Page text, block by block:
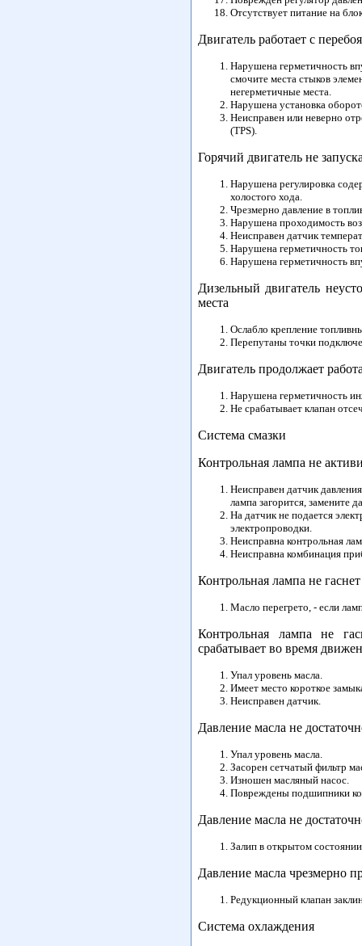
Отсутствует питание на
Двигатель работает с
Нарушена герметичность
смочите места стыков
негерметичные места.
Нарушена установка
Неисправен или неверно
(TPS).
Горячий двигатель не
Нарушена регулировка
холостого хода.
Чрезмерно давление в
Нарушена проходимость
Неисправен датчик
Нарушена герметичность
Нарушена герметичность
Дизельный двигатель
места
Ослабло крепление
Перепутаны точки
Двигатель продолжает
Нарушена герметичность
Не срабатывает клапан
Система смазки
Контрольная лампа не
Неисправен датчик
лампа загорится, замените
На датчик не подается
электропроводки.
Неисправна контрольная
Неисправна комбинация
Контрольная лампа не
Масло перегрето, - если
Контрольная лампа не
срабатывает во время
Упал уровень масла.
Имеет место короткое
Неисправен датчик.
Давление масла не
Упал уровень масла.
Засорен сетчатый фильтр
Изношен масляный насос.
Повреждены подшипники
Давление масла не
Залип в открытом
Давление масла чрезмерно
Редукционный клапан
Система охлаждения